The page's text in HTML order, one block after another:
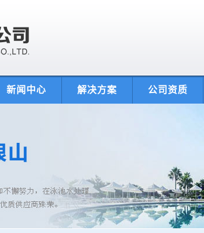
新闻中心 解决方案 公司资质